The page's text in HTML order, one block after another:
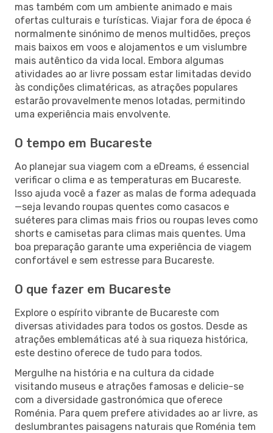
mas também com um ambiente animado e mais
ofertas culturais e turísticas. Viajar fora de época é
normalmente sinónimo de menos multidões, preços
mais baixos em voos e alojamentos e um vislumbre
mais autêntico da vida local. Embora algumas
atividades ao ar livre possam estar limitadas devido
às condições climatéricas, as atrações populares
estarão provavelmente menos lotadas, permitindo
uma experiência mais envolvente.
O tempo em Bucareste
Ao planejar sua viagem com a eDreams, é essencial
verificar o clima e as temperaturas em Bucareste.
Isso ajuda você a fazer as malas de forma adequada
—seja levando roupas quentes como casacos e
suéteres para climas mais frios ou roupas leves como
shorts e camisetas para climas mais quentes. Uma
boa preparação garante uma experiência de viagem
confortável e sem estresse para Bucareste.
O que fazer em Bucareste
Explore o espírito vibrante de Bucareste com
diversas atividades para todos os gostos. Desde as
atrações emblemáticas até à sua riqueza histórica,
este destino oferece de tudo para todos.
Mergulhe na história e na cultura da cidade
visitando museus e atrações famosas e delicie-se
com a diversidade gastronómica que oferece
Roménia. Para quem prefere atividades ao ar livre, as
deslumbrantes paisagens naturais que Roménia tem